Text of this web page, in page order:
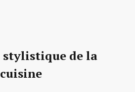
de la